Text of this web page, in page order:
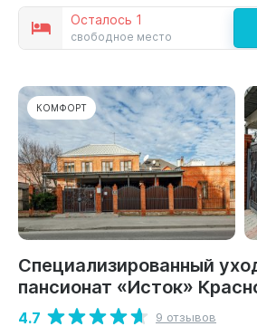
Осталось 1
свободное место
КОМФОРТ
Специализированный
пансионат «Исток»
4.7
9 отзывов